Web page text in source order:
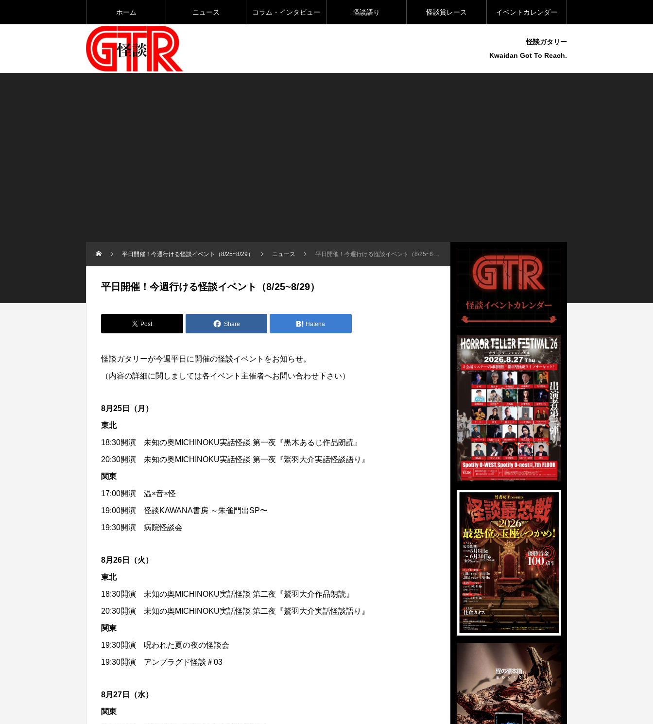
ホーム ニュース コラム・インタビュー 怪談語り 怪談賞レース イベントカレンダー
怪談ガタリー
Kwaidan Got To Reach.
平日開催！今週行ける怪談イベント（8/25~8/29） ニュース 平日開催！今週行ける怪談イベント（8/25~8/29）
平日開催！今週行ける怪談イベント（8/25~8/29）
Post Share Hatena
怪談ガタリーが今週平日に開催の怪談イベントをお知らせ。
（内容の詳細に関しましては各イベント主催者へお問い合わせ下さい）
8月25日（月）
東北
18:30開演 未知の奥MICHINOKU実話怪談 第一夜『黒木あるじ作品朗読』
20:30開演 未知の奥MICHINOKU実話怪談 第一夜『鷲羽大介実話怪談語り』
関東
17:00開演 温×音×怪
19:00開演怪談KAWANA書房 ～朱雀門出SP〜
19:30開演 病院怪談会
8月26日（火）
東北
18:30開演 未知の奥MICHINOKU実話怪談 第二夜『鷲羽大介作品朗読』
20:30開演 未知の奥MICHINOKU実話怪談 第二夜『鷲羽大介実話怪談語り』
関東
19:30開演 呪われた夏の夜の怪談会
19:30開演 アンプラグド怪談＃03
8月27日（水）
関東